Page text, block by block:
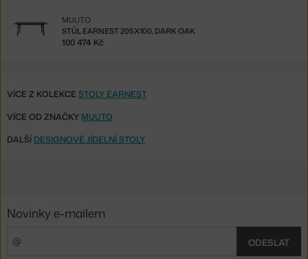
STŮL EARNEST 205X100, DARK OAK
MUUTO
100 474 Kč
VÍCE Z KOLEKCE STOLY EARNEST
VÍCE OD ZNAČKY MUUTO
DALŠÍ DESIGNOVÉ JÍDELNÍ STOLY
Novinky e-mailem
ODESLAT